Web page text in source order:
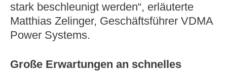
stark beschleunigt werden“, erläuterte
Matthias Zelinger, Geschäftsführer VDMA
Power Systems.
Große Erwartungen an schnelles